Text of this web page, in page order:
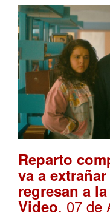
Reparto
va a
regresan a
Video. 07 de